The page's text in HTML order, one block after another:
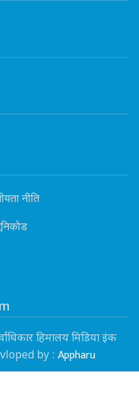
नीति
हिमालय मिडिया इंक
by : Appharu